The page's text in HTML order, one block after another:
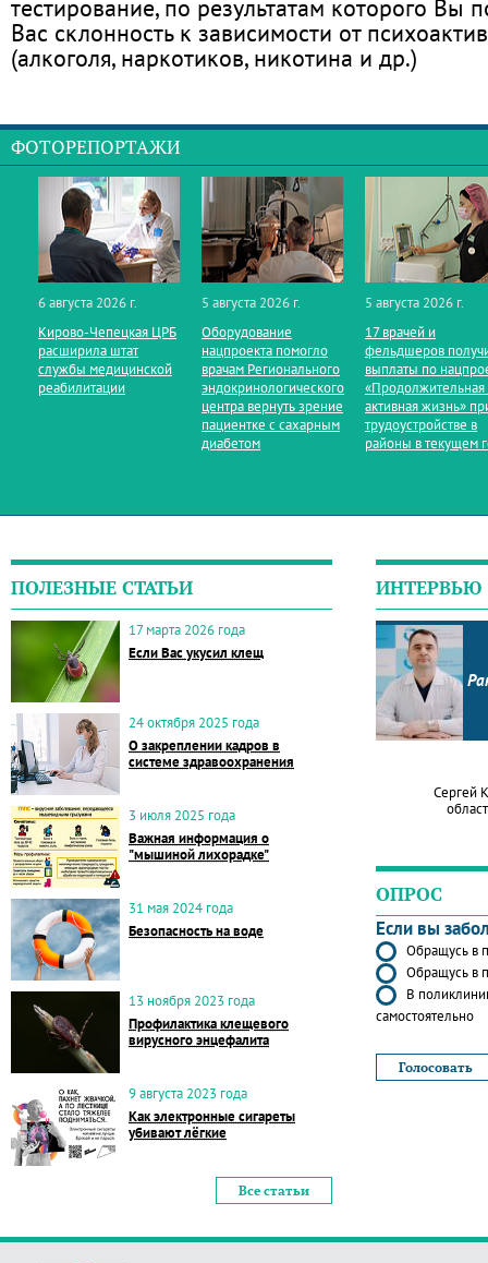
тестирование, по результатам которого Вы
Вас склонность к зависимости от
(алкоголя, наркотиков, никотина и др.)
ФОТОРЕПОРТАЖИ
6 августа 2026 г.
Кирово‑Чепецкая ЦРБ
расширила штат
службы медицинской
реабилитации
5 августа 2026 г.
Оборудование
нацпроекта помогло
врачам Регионального
эндокринологического
центра вернуть зрение
пациентке с сахарным
диабетом
5 августа 2026 г.
17 врачей и
фельдшеров
выплаты по
«Продолжительная
активная жизнь»
трудоустройстве в
районы в текущем
ПОЛЕЗНЫЕ СТАТЬИ
17 марта 2026 года
Если Вас укусил клещ
24 октября 2025 года
О закреплении кадров в
системе здравоохранения
3 июля 2025 года
Важная информация о
"мышиной лихорадке"
31 мая 2024 года
Безопасность на воде
13 ноября 2023 года
Профилактика клещевого
вирусного энцефалита
9 августа 2023 года
Как электронные сигареты
убивают лёгкие
Все статьи
ИНТЕРВЬЮ
Сергей
ОПРОС
Если вы
Обращусь в
Обращусь в
В
самостоятельно